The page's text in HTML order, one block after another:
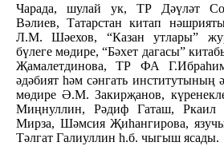
Чарада, шулай ук, ТР Дәүләт
Вәлиев, Татарстан китап
Л.М. Шәехов, “Казан утлары”
бүлеге мөдире, “Бәхет дагасы”
Җамалетдинова, ТР ФА
әдәбият һәм сәнгать институтының
мөдире Ә.М. Закирҗанов,
Миңнуллин, Рәдиф Гаташ, Ркаил
Мирза, Шәмсия Җиһангирова,
Тәлгат Галиуллин һ.б. чыгыш ясады.